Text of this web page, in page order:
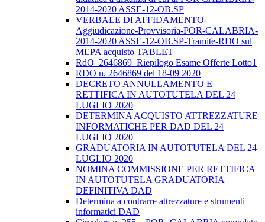
2014-2020 ASSE-12-OB.SP
VERBALE DI AFFIDAMENTO-
Aggiudicazione-Provvisoria-POR-CALABRIA-
2014-2020 ASSE-12-OB.SP-Tramite-RDO sul
MEPA acquisto TABLET
RdO_2646869_Riepilogo Esame Offerte Lotto1
RDO n. 2646869 del 18-09 2020
DECRETO ANNULLAMENTO E
RETTIFICA IN AUTOTUTELA DEL 24
LUGLIO 2020
DETERMINA ACQUISTO ATTREZZATURE
INFORMATICHE PER DAD DEL 24
LUGLIO 2020
GRADUATORIA IN AUTOTUTELA DEL 24
LUGLIO 2020
NOMINA COMMISSIONE PER RETTIFICA
IN AUTOTUTELA GRADUATORIA
DEFINITIVA DAD
Determina a contrarre attrezzature e strumenti
informatici DAD